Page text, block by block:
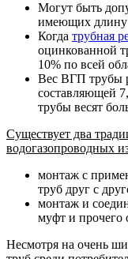
Могут быть
имеющих длину
Когда трубная
оцинкованной
10% по всей
Вес ВГП трубы
составляющей
трубы весят
Существует два
водогазопроводных
монтаж с
труб друг с
монтаж и
муфт и прочего
Несмотря на очень